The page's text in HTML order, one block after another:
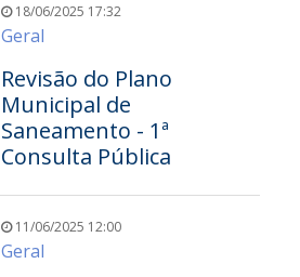
18/06/2025 17:32
Geral
Revisão do Plano
Municipal de
Saneamento - 1ª
Consulta Pública
11/06/2025 12:00
Geral